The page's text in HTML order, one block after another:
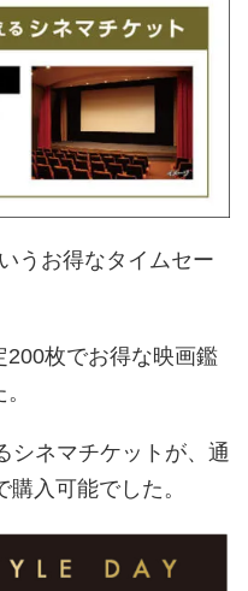
うお得なタイムセー
枚でお得な映画鑑
シネマチケットが、通
入可能でした。